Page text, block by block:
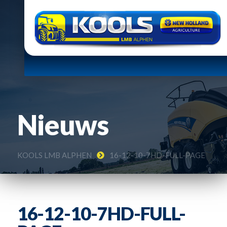
Nieuws
KOOLS LMB ALPHEN 16-12-10-7HD-FULL-PAGE
16-12-10-7HD-FULL-